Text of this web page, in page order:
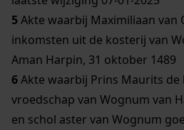
5Akte waarbij Maximiliaan van
inkomsten uit de kosterij van
Aman Harpin, 31 oktober 1489
6Akte waarbij Prins Maurits
vroedschap van Wognum van
en schol aster van Wognum